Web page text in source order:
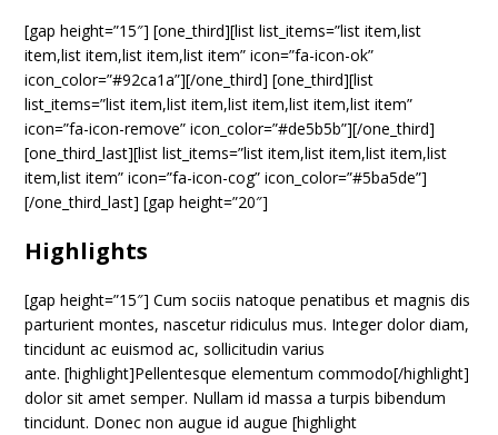
[gap height=”15″] [one_third][list list_items=”list item,list
item,list item,list item,list item” icon=”fa-icon-ok”
icon_color=”#92ca1a”][/one_third] [one_third][list
list_items=”list item,list item,list item,list item,list item”
icon=”fa-icon-remove” icon_color=”#de5b5b”][/one_third]
[one_third_last][list list_items=”list item,list item,list item,list
item,list item” icon=”fa-icon-cog” icon_color=”#5ba5de”]
[/one_third_last] [gap height=”20″]
Highlights
[gap height=”15″] Cum sociis natoque penatibus et magnis dis
parturient montes, nascetur ridiculus mus. Integer dolor diam,
tincidunt ac euismod ac, sollicitudin varius
ante. [highlight]Pellentesque elementum commodo[/highlight]
dolor sit amet semper. Nullam id massa a turpis bibendum
tincidunt. Donec non augue id augue [highlight